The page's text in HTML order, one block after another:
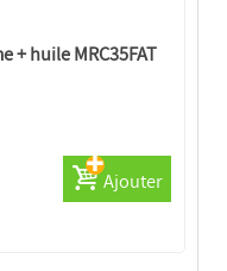
+ huile MRC35FAT
Ajouter